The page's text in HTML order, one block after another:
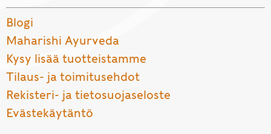
Blogi
Maharishi Ayurveda
Kysy lisää tuotteistamme
Tilaus- ja toimitusehdot
Rekisteri- ja tietosuojaseloste
Evästekäytäntö